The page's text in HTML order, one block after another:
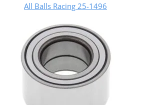
All Balls Racing 25-1496